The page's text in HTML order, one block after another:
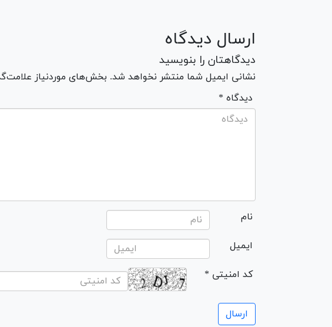
ارسال دیدگاه
دیدگاهتان را بنویسید
نشانی ایمیل شما منتشر نخواهد شد. بخش‌های موردنیاز
* دیدگاه
نام
ایمیل
* کد امنیتی